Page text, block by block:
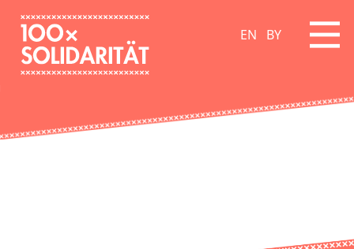
EN BY